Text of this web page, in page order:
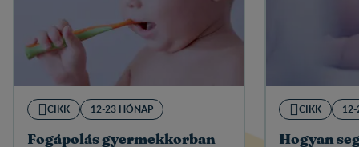
CIKK 12-23 HÓNAP
Fogápolás gyermekkorban
CIKK
Hogyan